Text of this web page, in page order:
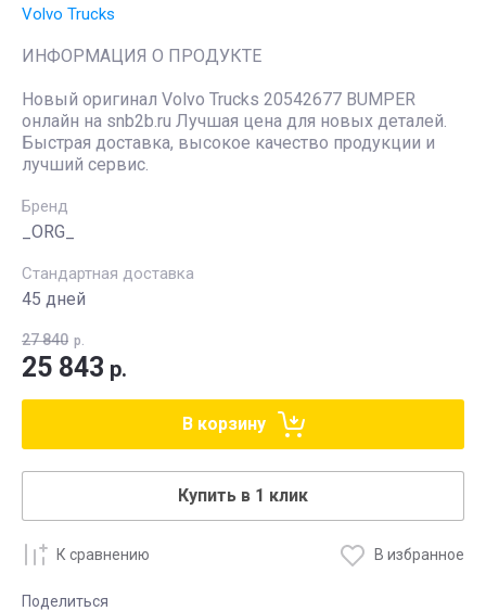
Volvo Trucks
ИНФОРМАЦИЯ О ПРОДУКТЕ
Новый оригинал Volvo Trucks 20542677 BUMPER
онлайн на snb2b.ru Лучшая цена для новых деталей.
Быстрая доставка, высокое качество продукции и
лучший сервис.
Бренд
_ORG_
Стандартная доставка
45 дней
27 840 р.
25 843 р.
В корзину
Купить в 1 клик
К сравнению В избранное
Поделиться